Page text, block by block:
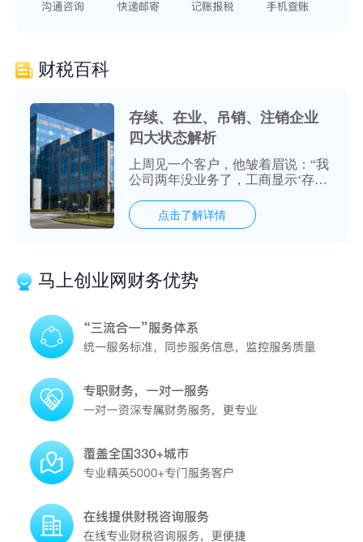
财税百科
存续、在业、吊销、注销企业
四大状态解析
上周见一个客户，他皱着眉说：“我
公司两年没业务了，工商显示‘存
点击了解详情
马上创业网财务优势